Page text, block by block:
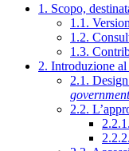
1. Scopo,
1.1.
1.2.
1.3.
2. Introduzione
2.1.
government
2.2.